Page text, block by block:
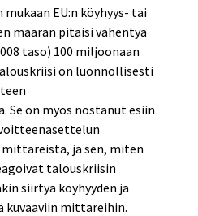
EU:n köyhyys- tai
määrän pitäisi vähentyä
taso) 100 miljoonaan
on luonnollisesti
on myös nostanut esiin
ja sen, miten
talouskriisin
siirtyä köyhyyden ja
kuvaaviin mittareihin.